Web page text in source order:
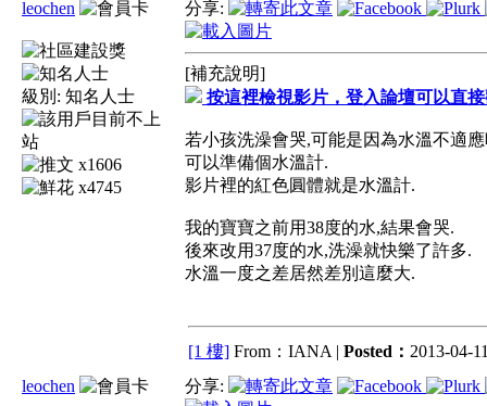
leochen
級別: 知名人士
x1606
x4745
分享:
[補充說明]
按這裡檢視影片，登入論壇可以直
若小孩洗澡會哭,可能是因為水溫不適
可以準備個水溫計.
影片裡的紅色圓體就是水溫計.
我的寶寶之前用38度的水,結果會哭.
後來改用37度的水,洗澡就快樂了許多.
水溫一度之差居然差別這麼大.
[1 樓] From：IANA | Posted： 2013-04-
leochen
分享: